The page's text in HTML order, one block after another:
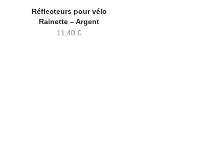
Réflecteurs pour vélo
Rainette – Argent
11,40€